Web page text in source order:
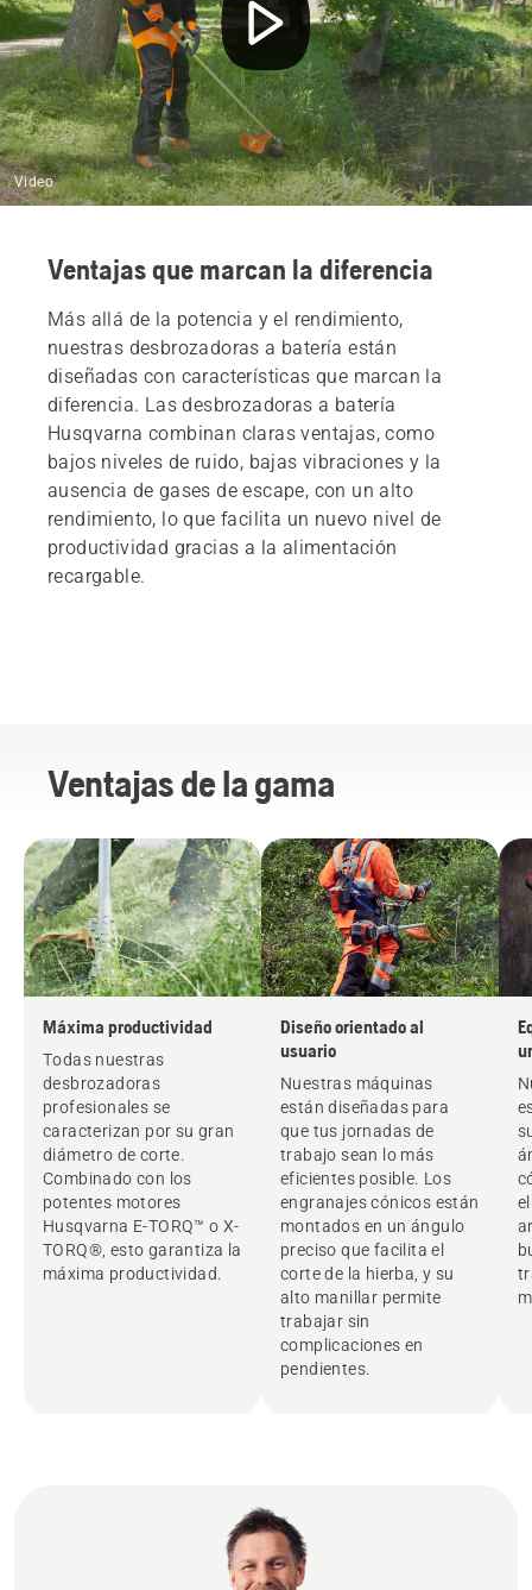
Video
Ventajas que marcan la diferencia
Más allá de la potencia y el rendimiento,
nuestras desbrozadoras a batería están
diseñadas con características que marcan la
diferencia. Las desbrozadoras a batería
Husqvarna combinan claras ventajas, como
bajos niveles de ruido, bajas vibraciones y la
ausencia de gases de escape, con un alto
rendimiento, lo que facilita un nuevo nivel de
productividad gracias a la alimentación
recargable.
Ventajas de la gama
Máxima productividad
Todas nuestras
desbrozadoras
profesionales se
caracterizan por su gran
diámetro de corte.
Combinado con los
potentes motores
Husqvarna E-TORQ™ o X-
TORQ®, esto garantiza la
máxima productividad.
Diseño orientado al
usuario
Nuestras máquinas
están diseñadas para
que tus jornadas de
trabajo sean lo más
eficientes posible. Los
engranajes cónicos están
montados en un ángulo
preciso que facilita el
corte de la hierba, y su
alto manillar permite
trabajar sin
complicaciones en
pendientes.